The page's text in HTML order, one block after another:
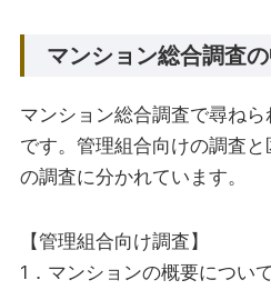
マンション総合調査
マンション総合調査で尋ね
です。管理組合向けの調査
の調査に分かれています。
【管理組合向け調査】
1．マンションの概要について